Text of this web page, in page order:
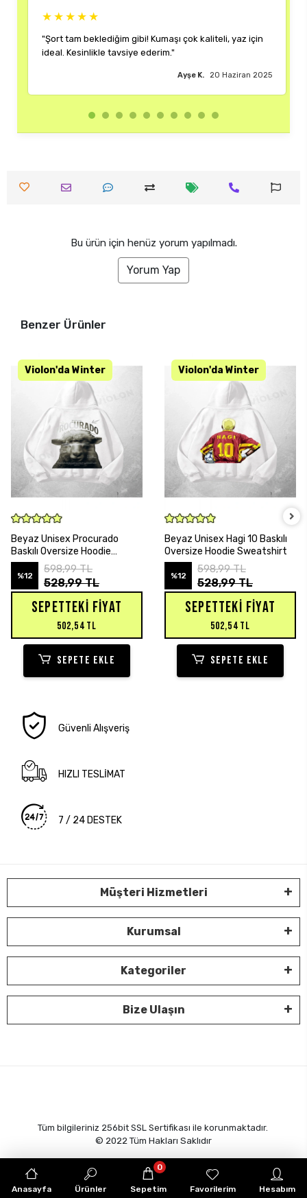
kaliteli, yaz için
"Rengi ve kalıbı harika. Her kombinime uyum
çok memnun kaldım."
Burak M.
Bu ürün için henüz yorum yapılmadı.
Yorum Yap
Benzer Ürünler
Beyaz Unisex Procurado
Baskılı Oversize Hoodie
Sweatshirt
%12
598,99 TL
528,99 TL
SEPETTEKI FIYAT
502,54 TL
SEPETE EKLE
Beyaz Unisex Hagi 10 Baskılı
Oversize Hoodie Sweatshirt
%12
598,99 TL
528,99 TL
SEPETTEKI FIYAT
502,54 TL
SEPETE EKLE
Güvenli Alışveriş
HIZLI TESLİMAT
7 / 24 DESTEK
Müşteri Hizmetleri
Kurumsal
Kategoriler
Bize Ulaşın
Tüm bilgileriniz 256bit SSL Sertifikası ile korunmaktadır.
© 2022 Tüm Hakları Saklıdır
Anasayfa Ürünler Sepetim
0
Favorilerim Hesabım